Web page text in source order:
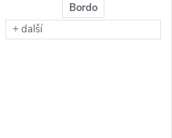
Bordo
+ další